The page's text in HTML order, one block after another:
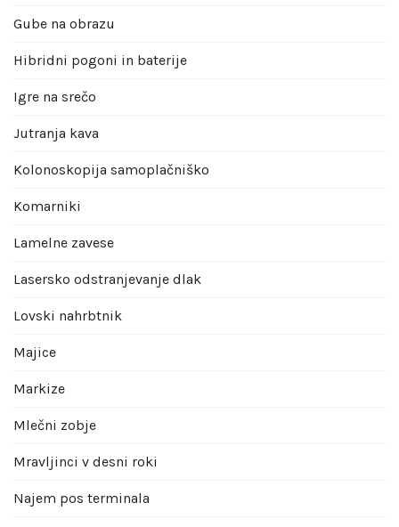
Gube na obrazu
Hibridni pogoni in baterije
Igre na srečo
Jutranja kava
Kolonoskopija samoplačniško
Komarniki
Lamelne zavese
Lasersko odstranjevanje dlak
Lovski nahrbtnik
Majice
Markize
Mlečni zobje
Mravljinci v desni roki
Najem pos terminala